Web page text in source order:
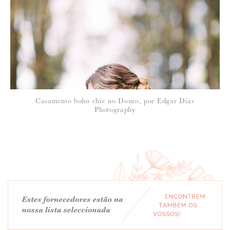
Casamento boho chic no Douro, por Edgar Dias
Photography